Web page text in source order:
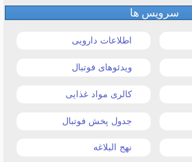
سرویس ها
اطلاعات دارویی
ویدئوهای فوتبال
کالری مواد غذایی
جدول پخش فوتبال
نهج البلاغه